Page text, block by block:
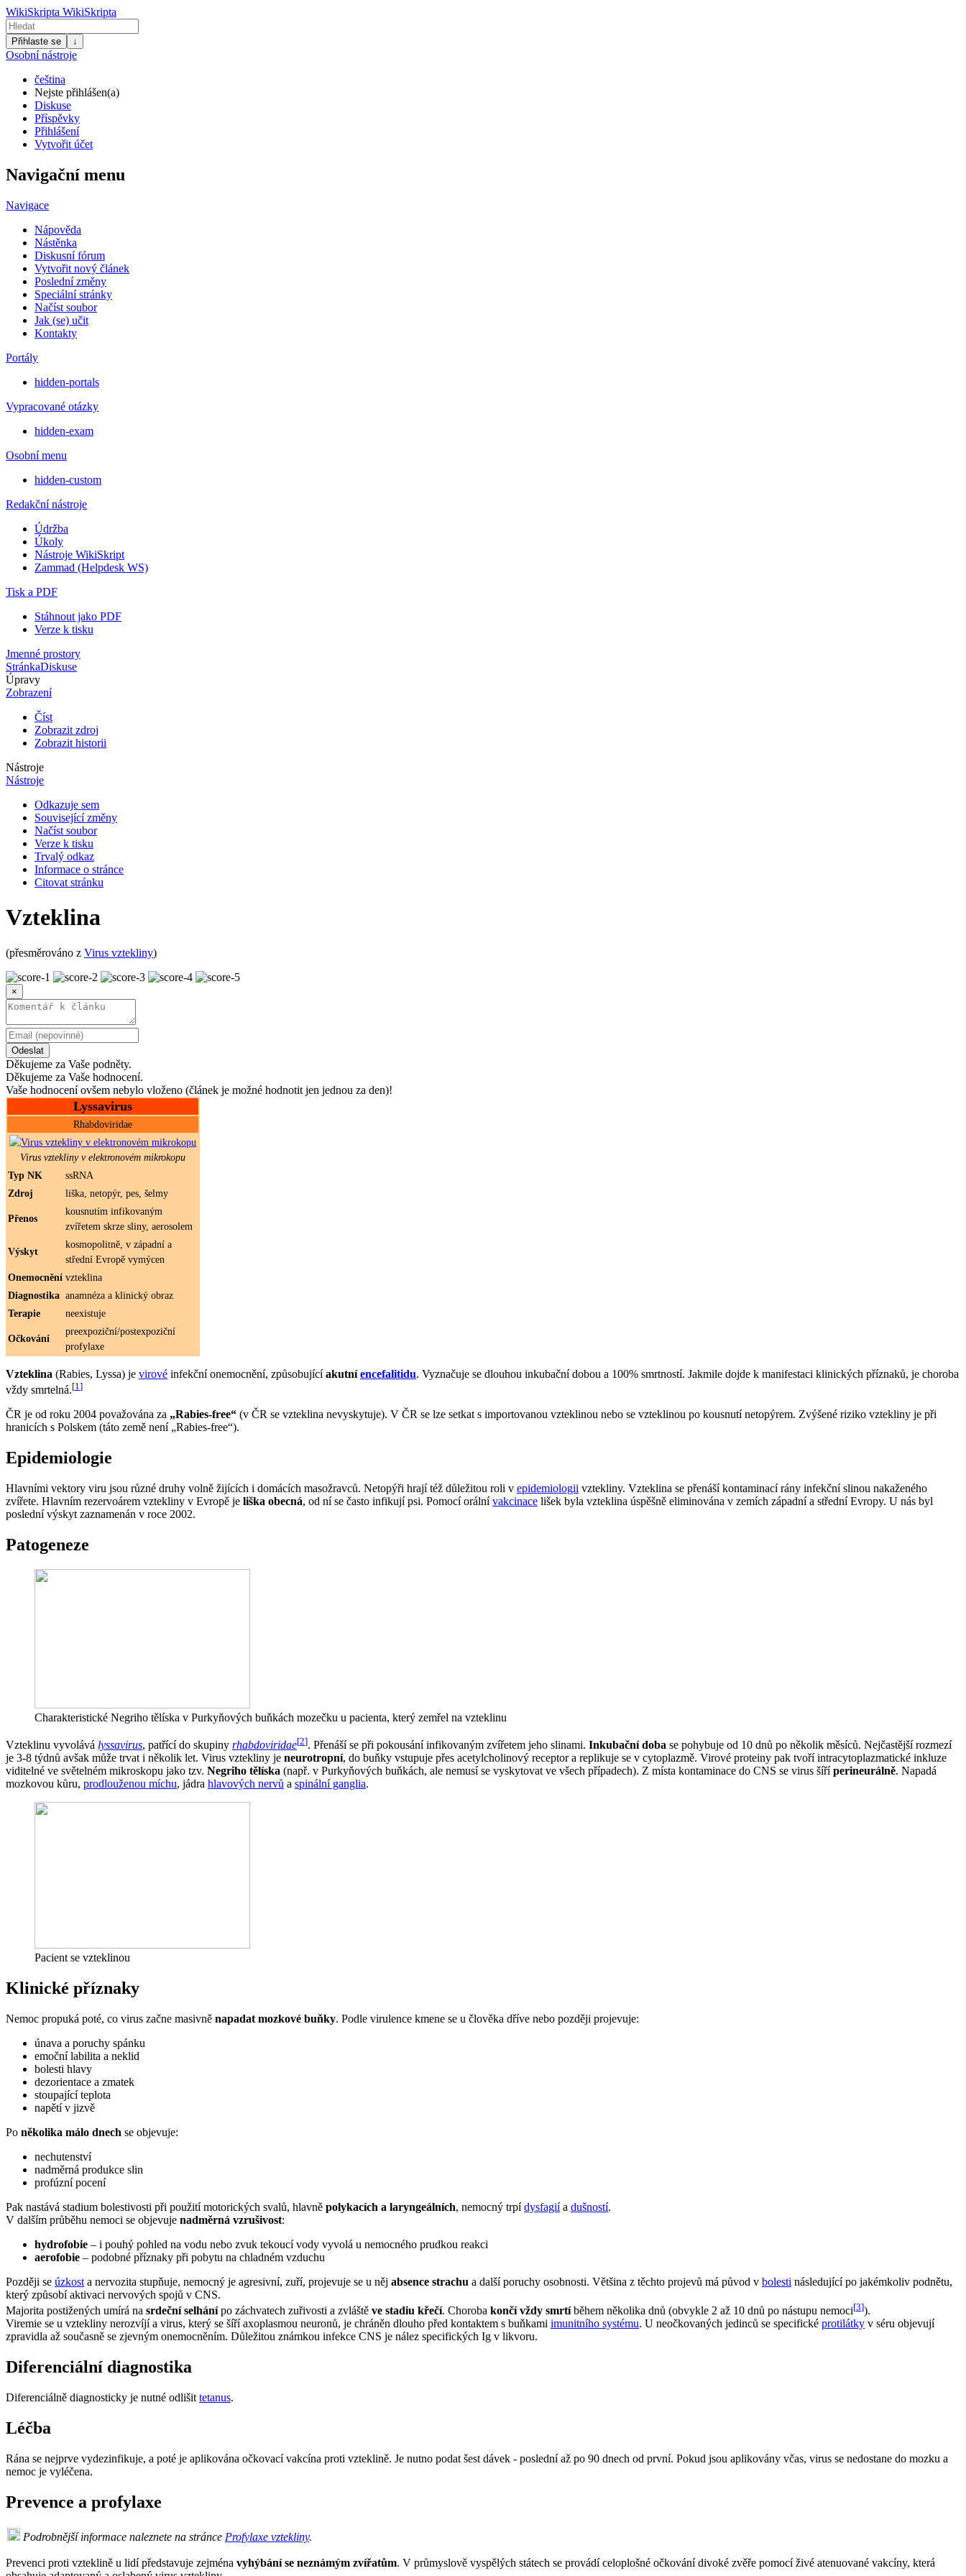
WikiSkripta WikiSkripta
Přihlaste se ↓
Osobní nástroje
čeština
Nejste přihlášen(a)
Diskuse
Příspěvky
Přihlášení
Vytvořit účet
Navigační menu
Navigace
Nápověda
Nástěnka
Diskusní fórum
Vytvořit nový článek
Poslední změny
Speciální stránky
Načíst soubor
Jak (se) učit
Kontakty
Portály
hidden-portals
Vypracované otázky
hidden-exam
Osobní menu
hidden-custom
Redakční nástroje
Údržba
Úkoly
Nástroje WikiSkript
Zammad (Helpdesk WS)
Tisk a PDF
Stáhnout jako PDF
Verze k tisku
Jmenné prostory
StránkaDiskuse
Úpravy
Zobrazení
Číst
Zobrazit zdroj
Zobrazit historii
Nástroje
Nástroje
Odkazuje sem
Související změny
Načíst soubor
Verze k tisku
Trvalý odkaz
Informace o stránce
Citovat stránku
Vzteklina
(přesměrováno z Virus vztekliny)
×
Odeslat
Děkujeme za Vaše podněty.
Děkujeme za Vaše hodnocení.
Vaše hodnocení ovšem nebylo vloženo (článek je možné hodnotit jen jednou za den)!
Lyssavirus
Rhabdoviridae
Virus vztekliny v elektronovém mikrokopu
Typ NK
ssRNA
Zdroj
liška, netopýr, pes, šelmy
Přenos
kousnutím infikovaným
zvířetem skrze sliny, aerosolem
Výskyt
kosmopolitně, v západní a
střední Evropě vymýcen
Onemocnění vzteklina
Diagnostika anamnéza a klinický obraz
Terapie
neexistuje
Očkování
preexpoziční/postexpoziční
profylaxe
Vzteklina (Rabies, Lyssa) je virové infekční onemocnění, způsobujícíakutníencefalitidu. Vyznačuje se dlouhou inkubační dobou a 100% smrtností. Jakmile dojde k manifestaci klinických příznaků, je choroba
vždy smrtelná.[1 ]
ČR je od roku 2004 považována za „Rabies-free“ (v ČR se vzteklina nevyskytuje). V ČR se lze setkat s importovanou vzteklinou nebo se vzteklinou po kousnutí netopýrem. Zvýšené riziko vztekliny je při
hranicích s Polskem (táto země není „Rabies-free“).
Epidemiologie
Hlavními vektory viru jsou různé druhy volně žijících i domácích masožravců. Netopýři hrají též důležitou roli v epidemiologii vztekliny. Vzteklina se přenáší kontaminací rány infekční slinou nakaženého
zvířete. Hlavním rezervoárem vztekliny v Evropě je liška obecná, od ní se často infikují psi. Pomocí orálnívakcinace lišek byla vzteklina úspěšně eliminována v zemích západní a střední Evropy. U nás byl
poslední výskyt zaznamenán v roce 2002.
Patogeneze
Charakteristické Negriho tělíska v Purkyňových buňkách mozečku u pacienta, který zemřel na vzteklinu
Vzteklinu vyvolává lyssavirus, patřící do skupiny rhabdoviridae[2]. Přenáší se při pokousání infikovaným zvířetem jeho slinami. Inkubační doba se pohybuje od 10 dnů po několik měsíců. Nejčastější rozmezí
je 3-8 týdnů avšak může trvat i několik let. Virus vztekliny je neurotropní, do buňky vstupuje přes acetylcholinový receptor a replikuje se v cytoplazmě. Virové proteiny pak tvoří intracytoplazmatické inkluze
viditelné ve světelném mikroskopu jako tzv. Negriho tělíska (např. v Purkyňových buňkách, ale nemusí se vyskytovat ve všech případech). Z místa kontaminace do CNS se virus šíříperineurálně. Napadá
mozkovou kůru, prodlouženou míchu, jádra hlavových nervů a spinální ganglia.
Pacient se vzteklinou
Klinické příznaky
Nemoc propuká poté, co virus začne masivně napadat mozkové buňky. Podle virulence kmene se u člověka dříve nebo později projevuje:
únava a poruchy spánku
emoční labilita a neklid
bolesti hlavy
dezorientace a zmatek
stoupající teplota
napětí v jizvě
Po několika málo dnech se objevuje:
nechutenství
nadměrná produkce slin
profúzní pocení
Pak nastává stadium bolestivosti při použití motorických svalů, hlavně polykacích a laryngeálních, nemocný trpídysfagiía dušností.
V dalším průběhu nemoci se objevuje nadměrná vzrušivost:
hydrofobie – i pouhý pohled na vodu nebo zvuk tekoucí vody vyvolá u nemocného prudkou reakci
aerofobie – podobné příznaky při pobytu na chladném vzduchu
Později se úzkost a nervozita stupňuje, nemocný je agresivní, zuří, projevuje se u něj absence strachu a další poruchy osobnosti. Většina z těchto projevů má původ v bolesti následující po jakémkoliv podnětu,
který způsobí aktivaci nervových spojů v CNS.
Majorita postižených umírá na srdeční selhánípo záchvatech zuřivosti a zvláště ve stadiu křečí. Choroba končí vždy smrtíběhem několika dnů (obvykle 2 až 10 dnů po nástupu nemoci[3]).
Viremie se u vztekliny nerozvíjí a virus, který se šíří axoplasmou neuronů, je chráněn dlouho před kontaktem s buňkami imunitního systému. U neočkovaných jedinců se specifické protilátky v séru objevují
zpravidla až současně se zjevným onemocněním. Důležitou známkou infekce CNS je nález specifických Ig v likvoru.
Diferenciální diagnostika
Diferenciálně diagnosticky je nutné odlišit tetanus.
Léčba
Rána se nejprve vydezinfikuje, a poté je aplikována očkovací vakcína proti vzteklině. Je nutno podat šest dávek - poslední až po 90 dnech od první. Pokud jsou aplikovány včas, virus se nedostane do mozku a
nemoc je vyléčena.
Prevence a profylaxe
Podrobnější informace naleznete na stránce Profylaxe vztekliny.
Prevenci proti vzteklině u lidí představuje zejména vyhýbání se neznámým zvířatům. V průmyslově vyspělých státech se provádí celoplošné očkování divoké zvěře pomocí živé atenuované vakcíny, která